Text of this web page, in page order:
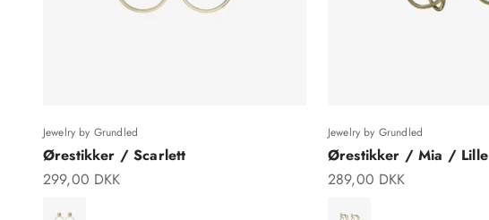
Jewelry by Grundled
Ørestikker / Scarlett
Salgspris
299,00 DKK
Forgyldt Messing
Jewelry by Grundled
Ørestikker / Mia / Lille
Salgspris
289,00 DKK
Forgyldt Messing